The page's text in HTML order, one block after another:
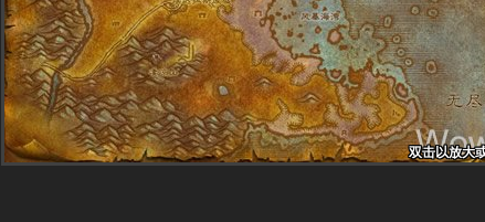
双击以放大
双击以放大
双击以放大
双击以放大
双击以放大
双击以放大
双击以放大
双击以放大
双击以放大